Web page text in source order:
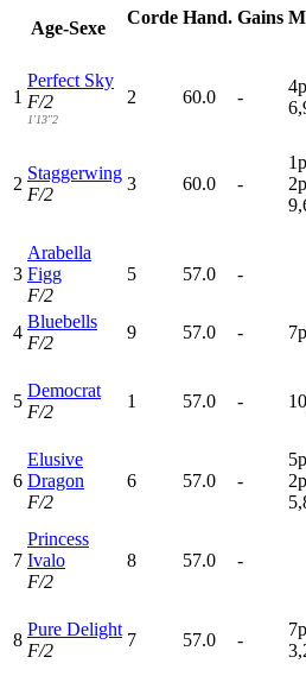
Age-Sexe
Corde Hand. Gains
1
Perfect Sky
F/2
1'13"2
2 60.0 -
4p
2
Staggerwing
F/2
3 60.0 -
1p
2p
3
Arabella
Figg
F/2
5 57.0 -
4
Bluebells
F/2
9 57.0 - 7p
5
Democrat
F/2
1 57.0 -
6
Elusive
Dragon
F/2
6 57.0 -
5p
2p
7
Princess
Ivalo
F/2
8 57.0 -
8
Pure Delight
F/2
7 57.0 -
7p